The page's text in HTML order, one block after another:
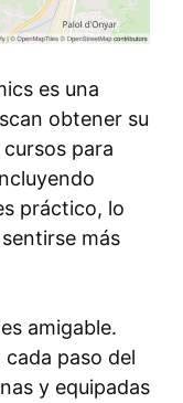
es una
obtener su
para
práctico, lo
más
amigable.
paso del
y equipadas